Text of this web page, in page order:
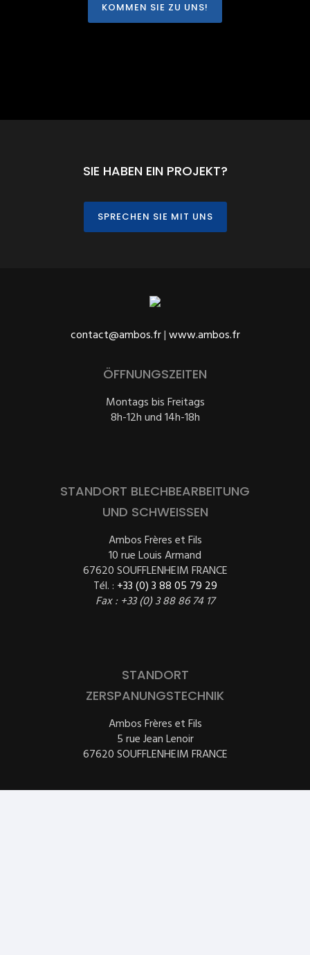
KOMMEN SIE ZU UNS!
SIE HABEN EIN PROJEKT?
SPRECHEN SIE MIT UNS
contact@ambos.fr|www.ambos.fr
ÖFFNUNGSZEITEN
Montags bis Freitags
8h-12h und 14h-18h
STANDORT BLECHBEARBEITUNG
UND SCHWEISSEN
Ambos Frères et Fils
10 rue Louis Armand
67620 SOUFFLENHEIM FRANCE
Tél. : +33 (0) 3 88 05 79 29
Fax : +33 (0) 3 88 86 74 17
STANDORT
ZERSPANUNGSTECHNIK
Ambos Frères et Fils
5 rue Jean Lenoir
67620 SOUFFLENHEIM FRANCE